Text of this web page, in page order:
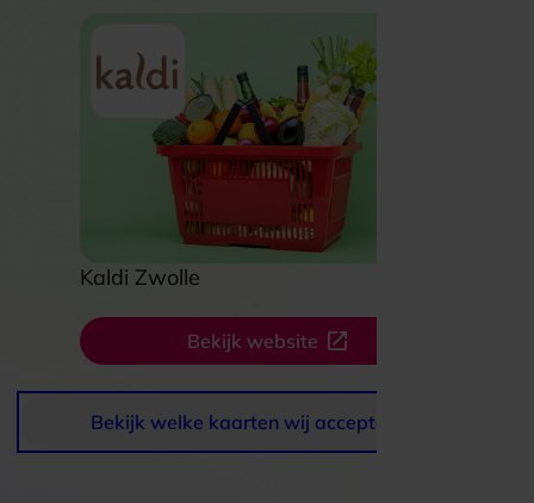
Kaldi Zwolle
Bekijk website
Bekijk welke kaarten wij accepteren